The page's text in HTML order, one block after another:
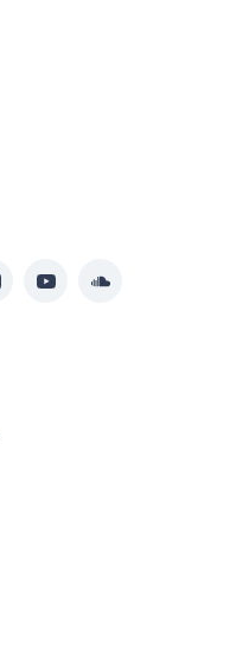
YouTubeSoundcloud